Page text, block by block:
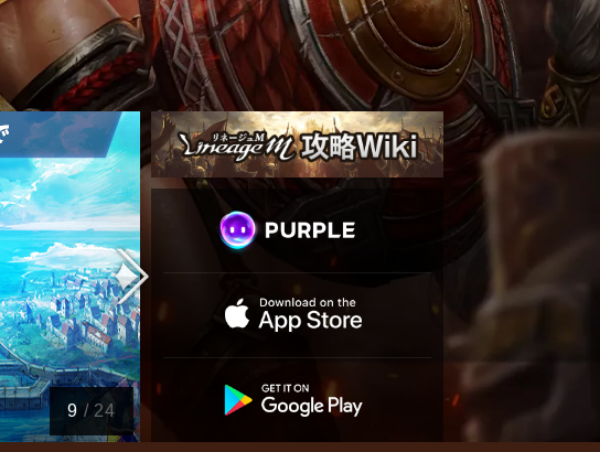
10 / 24